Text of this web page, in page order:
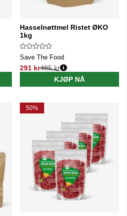
Hasselnøttmel Ristet ØKO
1kg
Save The Food
291 kr
Vanlig pris:
485 kr
KJØP NÅ
50%